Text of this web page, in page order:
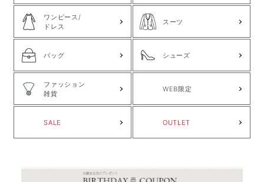
ワンピース/
ドレス
スーツ
バッグ シューズ
ファッション
雑貨
WEB限定
SALE OUTLET